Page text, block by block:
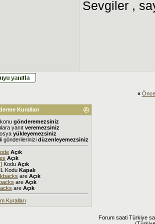
Sevgiler ,
«
Kuralları
gönderemezsiniz
yanıt veremezsiniz
yükleyemezsiniz
gönderilerinizi düzenleyemezsiniz
Açık
Açık
Kodu Açık
Kodu Kapalı
are Açık
are Açık
are Açık
Kuralları
Forum saati Türkiye